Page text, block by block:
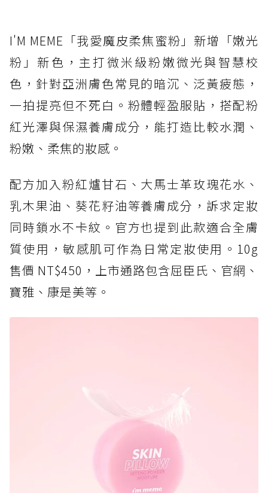
I'M MEME「我愛魔皮柔焦蜜粉」新增「嫩光
粉」新色，主打微米級粉嫩微光與智慧校
色，針對亞洲膚色常見的暗沉、泛黃疲態，
一拍提亮但不死白。粉體輕盈服貼，搭配粉
紅光澤與保濕養膚成分，能打造比較水潤、
粉嫩、柔焦的妝感。
配方加入粉紅爐甘石、大馬士革玫瑰花水、
乳木果油、葵花籽油等養膚成分，訴求定妝
同時鎖水不卡紋。官方也提到此款適合全膚
質使用，敏感肌可作為日常定妝使用。10g
售價 NT$450，上市通路包含屈臣氏、官網、
寶雅、康是美等。